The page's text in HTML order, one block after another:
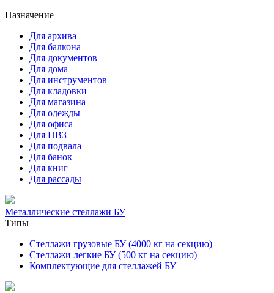
Назначение
Для архива
Для балкона
Для документов
Для дома
Для инструментов
Для кладовки
Для магазина
Для одежды
Для офиса
Для ПВЗ
Для подвала
Для банок
Для книг
Для рассады
Металлические стеллажи БУ
Типы
Стеллажи грузовые БУ (4000 кг на секцию)
Стеллажи легкие БУ (500 кг на секцию)
Комплектующие для стеллажей БУ